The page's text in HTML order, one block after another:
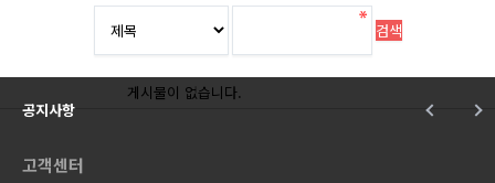
공지사항
게시물이 없습니다.
고객센터